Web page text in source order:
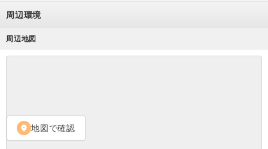
周辺環境
周辺地図
location_on 地図で確認